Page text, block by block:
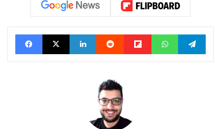
FacebookX Linkedin Reddit FlipboardWhatsApp